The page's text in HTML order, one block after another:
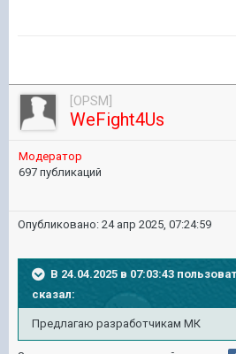
[OPSM]
WeFight4Us
Модератор
697 публикаций
Опубликовано: 24 апр 2025, 07:24:59
В 24.04.2025 в 07:03:43
сказал:
Предлагаю разработчикам МК